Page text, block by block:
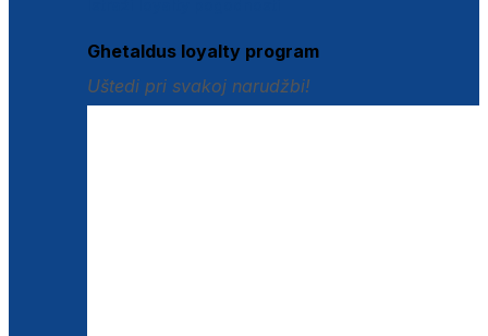
Ghetaldus loyalty program
Uštedi pri svakoj narudžbi!